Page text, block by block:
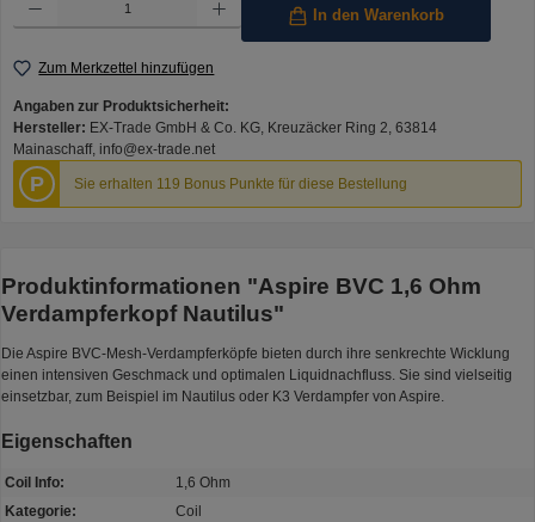
In den Warenkorb
Zum Merkzettel hinzufügen
Angaben zur Produktsicherheit:
Hersteller: EX-Trade GmbH & Co. KG, Kreuzäcker Ring 2, 63814
Mainaschaff, info@ex-trade.net
P Sie erhalten 119 Bonus Punkte für diese Bestellung
Produktinformationen "Aspire BVC 1,6 Ohm
Verdampferkopf Nautilus"
Die Aspire BVC-Mesh-Verdampferköpfe bieten durch ihre senkrechte Wicklung
einen intensiven Geschmack und optimalen Liquidnachfluss. Sie sind vielseitig
einsetzbar, zum Beispiel im Nautilus oder K3 Verdampfer von Aspire.
Eigenschaften
Coil Info:
1,6 Ohm
Kategorie:
Coil